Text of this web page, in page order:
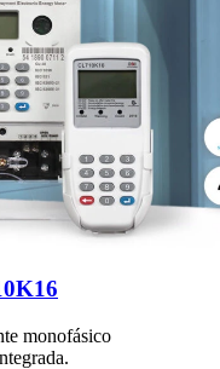
monofásico